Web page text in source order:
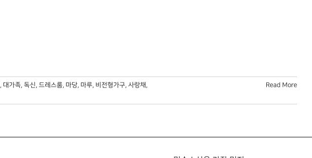
, 대가족, 독신, 드레스룸, 마당, 마루, 비전형가구, 사랑채 ,
Read More